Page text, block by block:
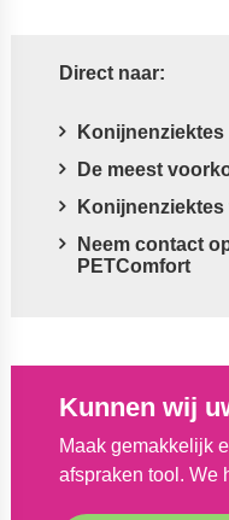
Direct naar:
De meest
Neem contact
PETComfort
Kunnen wij
Maak gemakkelijk
afspraken tool. We